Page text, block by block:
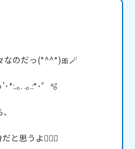
なのだっ(*^^*)🎀🪄
*:.｡. .｡.:*･゜🫧
と思うよ👍🏻🤍